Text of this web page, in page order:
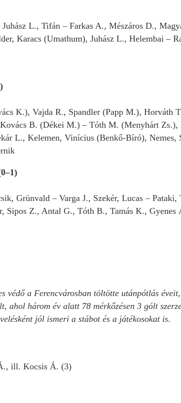
L., Tifán – Farkas A., Mészáros D.,
Karacs (Umathum), Juhász L., Helembai –
K.), Vajda R., Spandler (Papp M.), Horváth
B. (Dékei M.) – Tóth M. (Menyhárt
L., Kelemen, Vinícius (Benkő-Bíró),
Grünvald – Varga J., Szekér, Lucas – Pataki,
Sipos Z., Antal G., Tóth B., Tamás K., Gyenes
védő a Ferencvárosban töltötte utánpótlás
ahol három év alatt 78 mérkőzésen 3 gólt
jól ismeri a stábot és a játékosokat is.
ill. Kocsis Á. (3)